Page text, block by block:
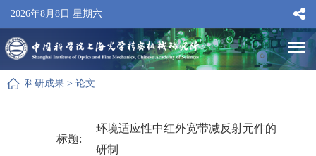
2026年8月8日 星期六
科研成果 > 论文
标题:
环境适应性中红外宽带减反射元件的
研制